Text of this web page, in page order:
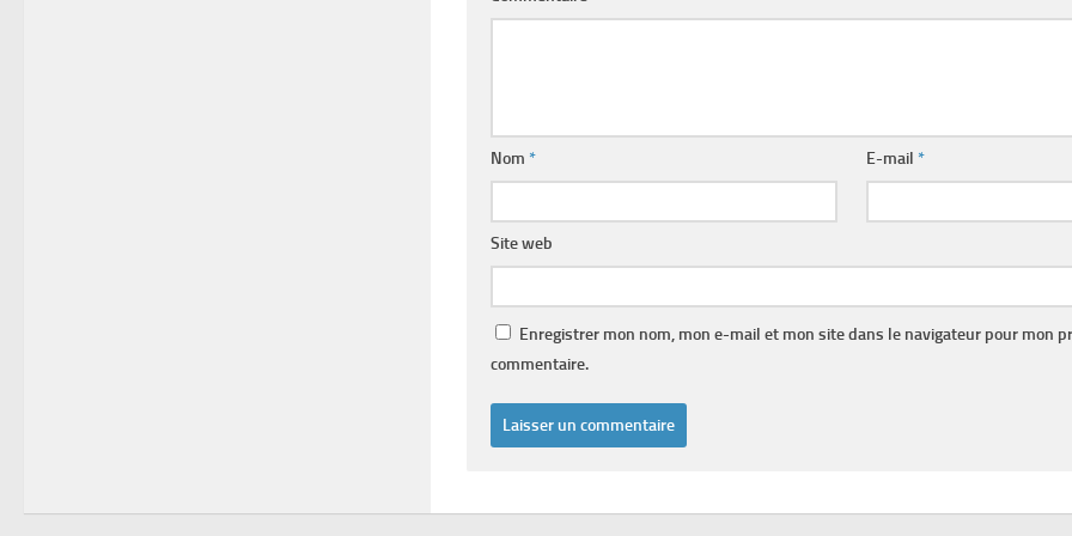
Nom * E-mail*
Site web
Enregistrer mon nom, mon e-mail et mon site dans le navigateur pour mon
commentaire.